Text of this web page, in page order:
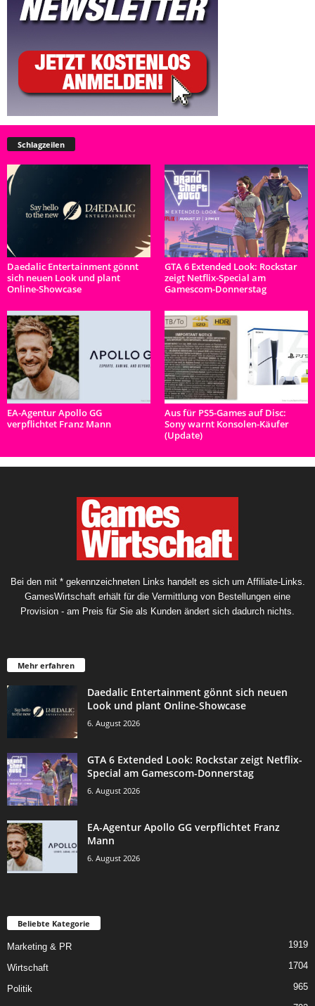
Schlagzeilen
Daedalic Entertainment gönnt
sich neuen Look und plant
Online-Showcase
GTA 6 Extended Look: Rockstar
zeigt Netflix-Special am
Gamescom-Donnerstag
EA-Agentur Apollo GG
verpflichtet Franz Mann
Aus für PS5-Games auf Disc:
Sony warnt Konsolen-Käufer
(Update)
Bei den mit * gekennzeichneten Links handelt es sich um Affiliate-Links.
GamesWirtschaft erhält für die Vermittlung von Bestellungen eine
Provision - am Preis für Sie als Kunden ändert sich dadurch nichts.
Mehr erfahren
Daedalic Entertainment gönnt sich neuen
Look und plant Online-Showcase
6. August 2026
GTA 6 Extended Look: Rockstar zeigt Netflix-
Special am Gamescom-Donnerstag
6. August 2026
EA-Agentur Apollo GG verpflichtet Franz
Mann
6. August 2026
Beliebte Kategorie
Marketing & PR 1919
Wirtschaft 1704
Politik 965